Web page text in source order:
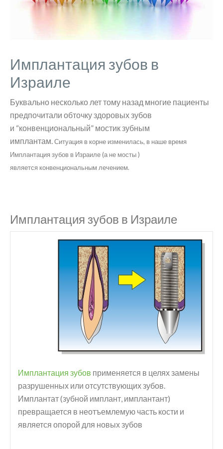
Имплантация зубов в
Израиле
Буквально несколько лет тому назад многие пациенты
предпочитали обточку здоровых зубов
и “конвенциональный” мостик зубным
имплантам.Ситуация в корне изменилась, в наше время
Имплантация зубов в Израиле (а не мосты )
является конвенциональным лечением.
Имплантация зубов в Израиле
Имплантация зубов применяется в целях замены
разрушенных или отсутствующих зубов.
Имплантат (зубной имплант, имплантант)
превращается в неотъемлемую часть кости и
является опорой для новых зубов